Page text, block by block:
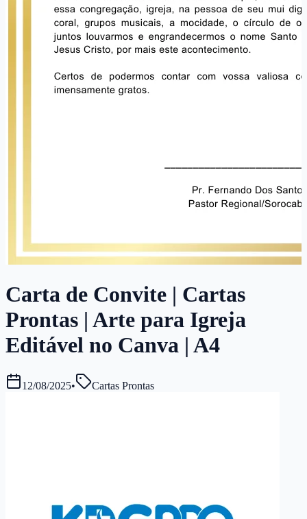
Carta de Convite | Cartas
Prontas | Arte para Igreja
Editável no Canva | A4
12/08/2025• Cartas Prontas